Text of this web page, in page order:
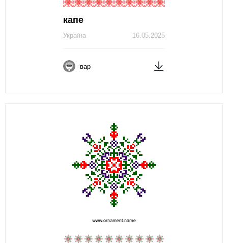
капе
16.05.2025
Україна
вар